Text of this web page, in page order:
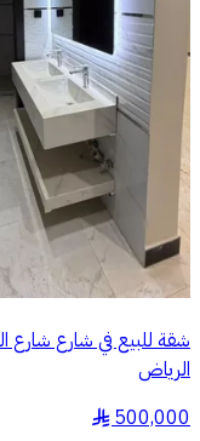
شقة للبيع في شارع شارع
الرياض
500,000
§